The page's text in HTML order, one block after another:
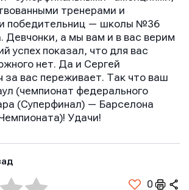
тренерами и
победительниц — школы №36
Девчонки, а мы вам и в вас верим
успех показал, что для вас
нет. Да и Сергей
за вас переживает. Так что ваш
(чемпионат федерального
(Суперфинал) — Барселона
Удачи!
0
“Отправить”, вы соглашаетесь с
“Отправить”, вы соглашаетесь с